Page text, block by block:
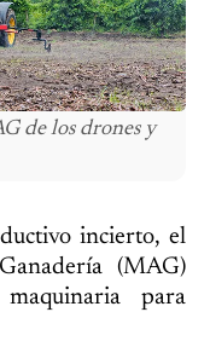
de los drones y
incierto, el
(MAG)
para